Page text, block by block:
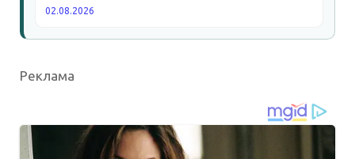
02.08.2026
Реклама